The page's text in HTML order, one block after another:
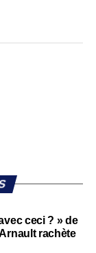
ceci ? » de
rachète